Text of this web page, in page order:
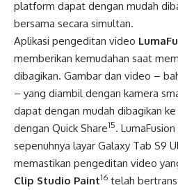
platform dapat dengan mudah
bersama secara simultan.
Aplikasi pengeditan video
memberikan kemudahan saat
dibagikan. Gambar dan video –
– yang diambil dengan kamera
dapat dengan mudah dibagikan
dengan Quick Share15.
sepenuhnya layar Galaxy Tab S9
memastikan pengeditan video
Clip Studio Paint16 telah